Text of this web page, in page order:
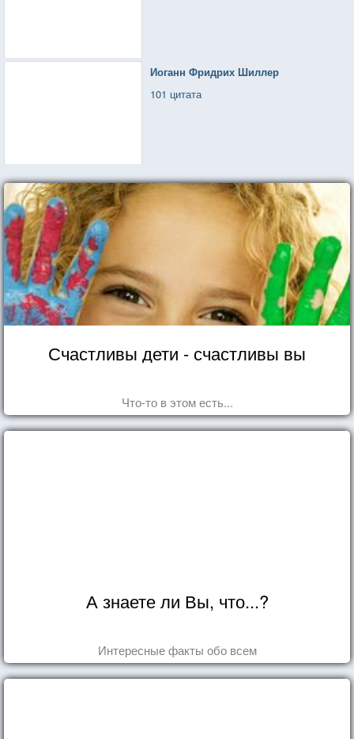
Иоганн Фридрих Шиллер
101 цитата
Счастливы дети - счастливы вы
Что-то в этом есть...
А знаете ли Вы, что...?
Интересные факты обо всем